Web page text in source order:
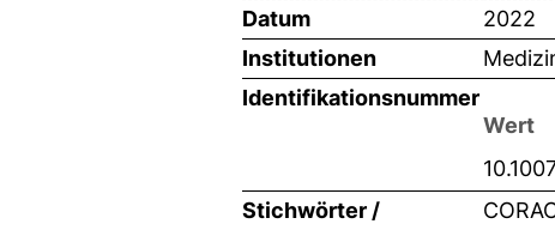
Datum
2022
Institutionen
Identifikationsnummer
Wert
Stichwörter /